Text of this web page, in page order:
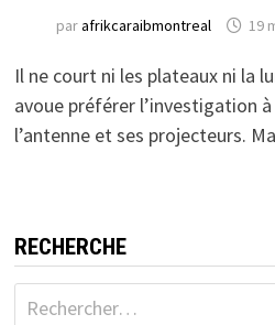
parafrikcaraibmontreal 19
Il ne court ni les plateaux ni la
avoue préférer l’investigation
l’antenne et ses projecteurs.
RECHERCHE
Rechercher :